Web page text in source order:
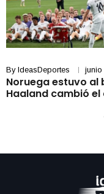
By IdeasDeportes junio
Noruega estuvo
Haaland cambió